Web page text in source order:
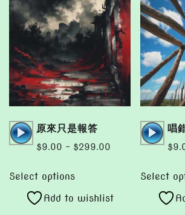
options
may
be
chosen
on
the
product
page
Audio
Player
原來只是報答
$9.00 – $299.00
$299.00
Select options
product
has
Add to wishlist
Audio
Player
唱
$
Select